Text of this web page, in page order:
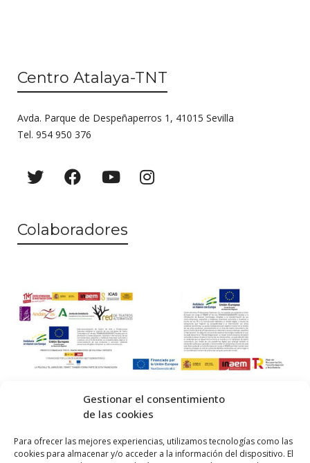
Gestionar el consentimiento
de las cookies
Para ofrecer las mejores experiencias, utilizamos tecnologías como las
cookies para almacenar y/o acceder a la información del dispositivo. El
Centro Atalaya-TNT
Avda. Parque de Despeñaperros 1, 41015 Sevilla
Tel. 954 950 376
Colaboradores
by QM.